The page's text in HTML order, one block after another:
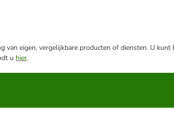
eigen, vergelijkbare producten of diensten. U
u hier.